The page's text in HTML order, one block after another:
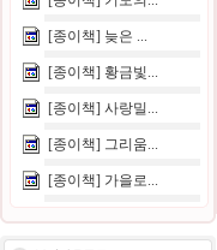
[종이책] 늦은 ...
[종이책] 황금빛...
[종이책] 사랑밀...
[종이책] 그리움...
[종이책] 가을로...